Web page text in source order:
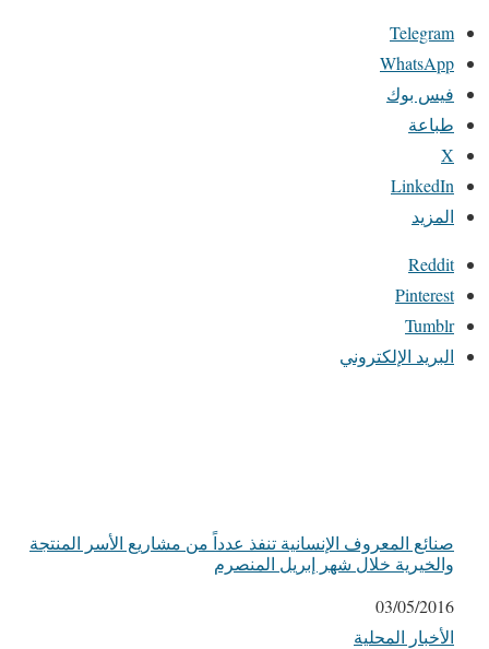
Telegram
WhatsApp
فيس بوك
طباعة
X
LinkedIn
المزيد
Reddit
Pinterest
Tumblr
البريد الإلكتروني
صنائع المعروف الإنسانية تنفذ عدداً من مشاريع الأسر المنتجة
والخيرية خلال شهر إبريل المنصرم
التاريخ
03/05/2016
في ما يتعلق بما يأتي
الأخبار المحلية